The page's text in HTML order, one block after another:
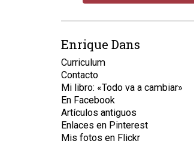
Enrique Dans
Curriculum
Contacto
Mi libro: «Todo va a cambiar»
En Facebook
Artículos antiguos
Enlaces en Pinterest
Mis fotos en Flickr